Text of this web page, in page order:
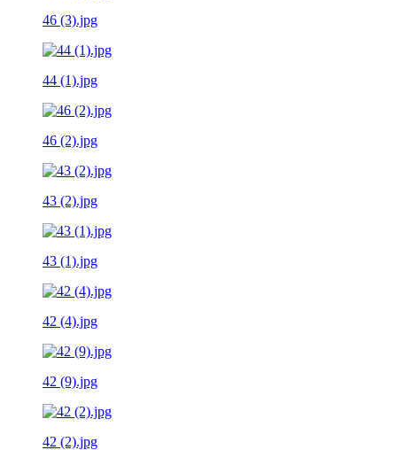
46 (3).jpg
44 (1).jpg
46 (2).jpg
43 (2).jpg
43 (1).jpg
42 (4).jpg
42 (9).jpg
42 (2).jpg